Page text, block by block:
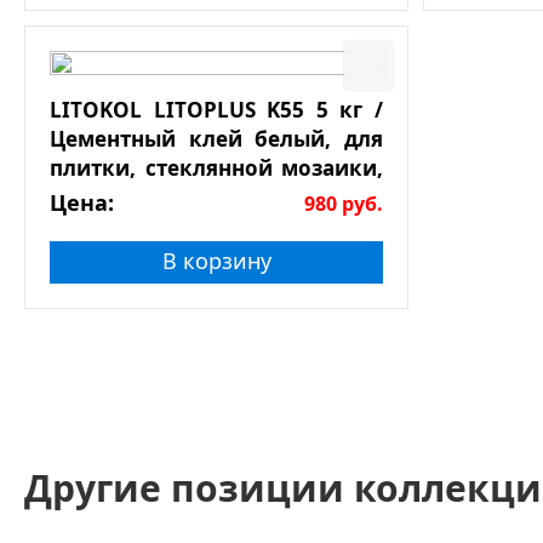
LITOKOL LITOPLUS K55 5 кг /
Цементный клей белый, для
плитки, стеклянной мозаики,
натурального камня
Цена: 980 руб.
В корзину
Другие позиции